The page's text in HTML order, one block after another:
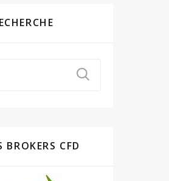
BROKERS CFD